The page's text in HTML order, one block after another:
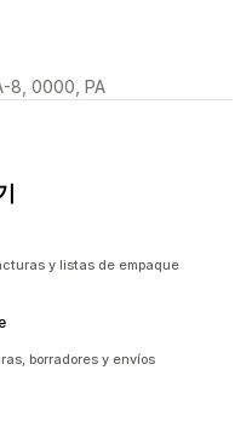
8, 0000, PA
y listas de empaque
borradores y envíos